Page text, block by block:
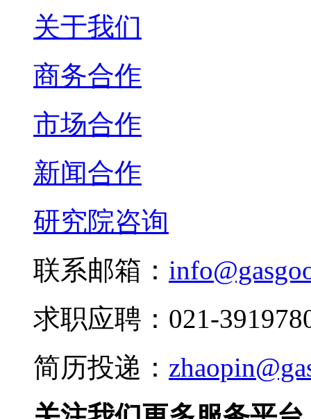
关于我们
商务合作
市场合作
新闻合作
研究院咨询
联系邮箱：
求职应聘：021-
简历投递：